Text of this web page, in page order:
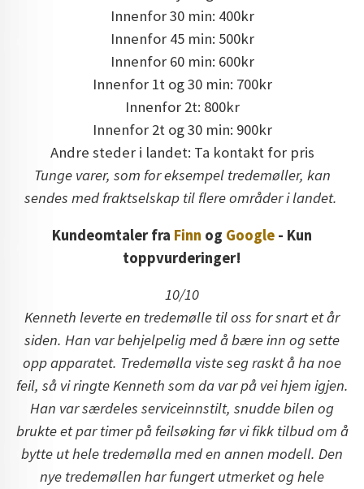
Innenfor 30 min: 400kr
Innenfor 45 min: 500kr
Innenfor 60 min: 600kr
Innenfor 1t og 30 min: 700kr
Innenfor 2t: 800kr
Innenfor 2t og 30 min: 900kr
Andre steder i landet: Ta kontakt for pris
Tunge varer, som for eksempel tredemøller, kan
sendes med fraktselskap til flere områder i landet.
Kundeomtaler fra Finn og Google - Kun
toppvurderinger!
10/10
Kenneth leverte en tredemølle til oss for snart et år
siden. Han var behjelpelig med å bære inn og sette
opp apparatet. Tredemølla viste seg raskt å ha noe
feil, så vi ringte Kenneth som da var på vei hjem igjen.
Han var særdeles serviceinnstilt, snudde bilen og
brukte et par timer på feilsøking før vi fikk tilbud om å
bytte ut hele tredemølla med en annen modell. Den
nye tredemøllen har fungert utmerket og hele